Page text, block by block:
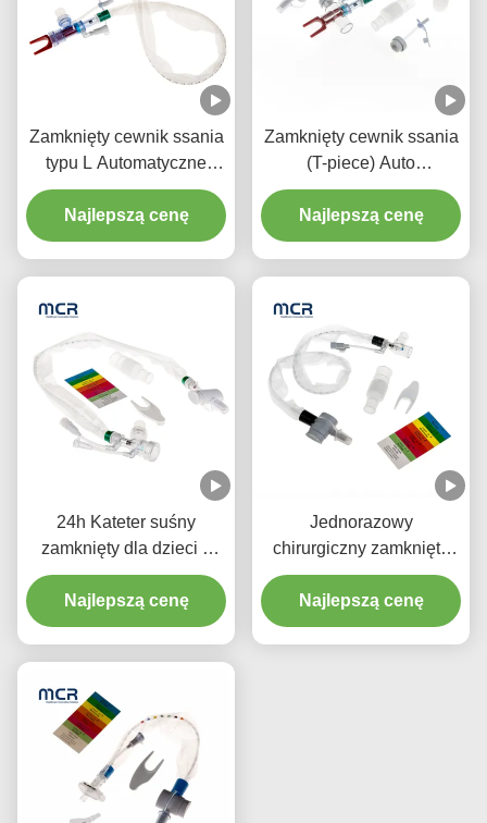
Zamknięty cewnik ssania
typu L Automatyczne
spłukiwanie 10fr 72h
Podwójny obrotowy
łokieć dla szpitala
Najlepszą cenę
Zamknięty cewnik ssania
(T-piece) Auto
spłukiwanie 72H dla
dorosłych
Najlepszą cenę
24h Kateter suśny
zamknięty dla dzieci z
trzema złączami Y-piece
Najlepszą cenę
Jednorazowy
chirurgiczny zamknięty
układ ssania
noworodki/pediatria-
łokcie
Najlepszą cenę